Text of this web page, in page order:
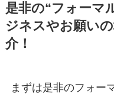
是非の“フォーマ
ジネスやお願い
介！
まずは是非のフォー